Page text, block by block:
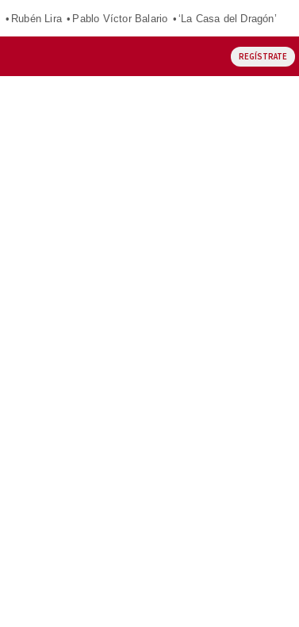
Rubén Lira Pablo Víctor Balario ‘La Casa del Dragón’
REGÍSTRATE